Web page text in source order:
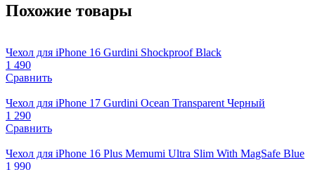
Похожие товары
Чехол для iPhone 16 Gurdini Shockproof Black
1 490
Сравнить
Чехол для iPhone 17 Gurdini Ocean Transparent Черный
1 290
Сравнить
Чехол для iPhone 16 Plus Memumi Ultra Slim With MagSafe Blue
1 990